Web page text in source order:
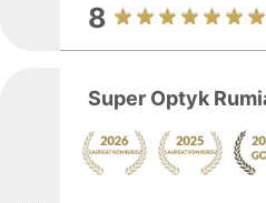
8
Super Optyk